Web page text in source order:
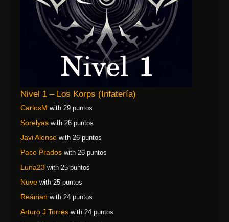
Nivel 1 – Los Korps (Infatería)
CarlosM with 29 puntos
Sorelyas with 26 puntos
Javi Alonso with 26 puntos
Paco Prados with 26 puntos
Luna23 with 25 puntos
Nuve with 25 puntos
Reánian with 24 puntos
Arturo J Torres with 24 puntos